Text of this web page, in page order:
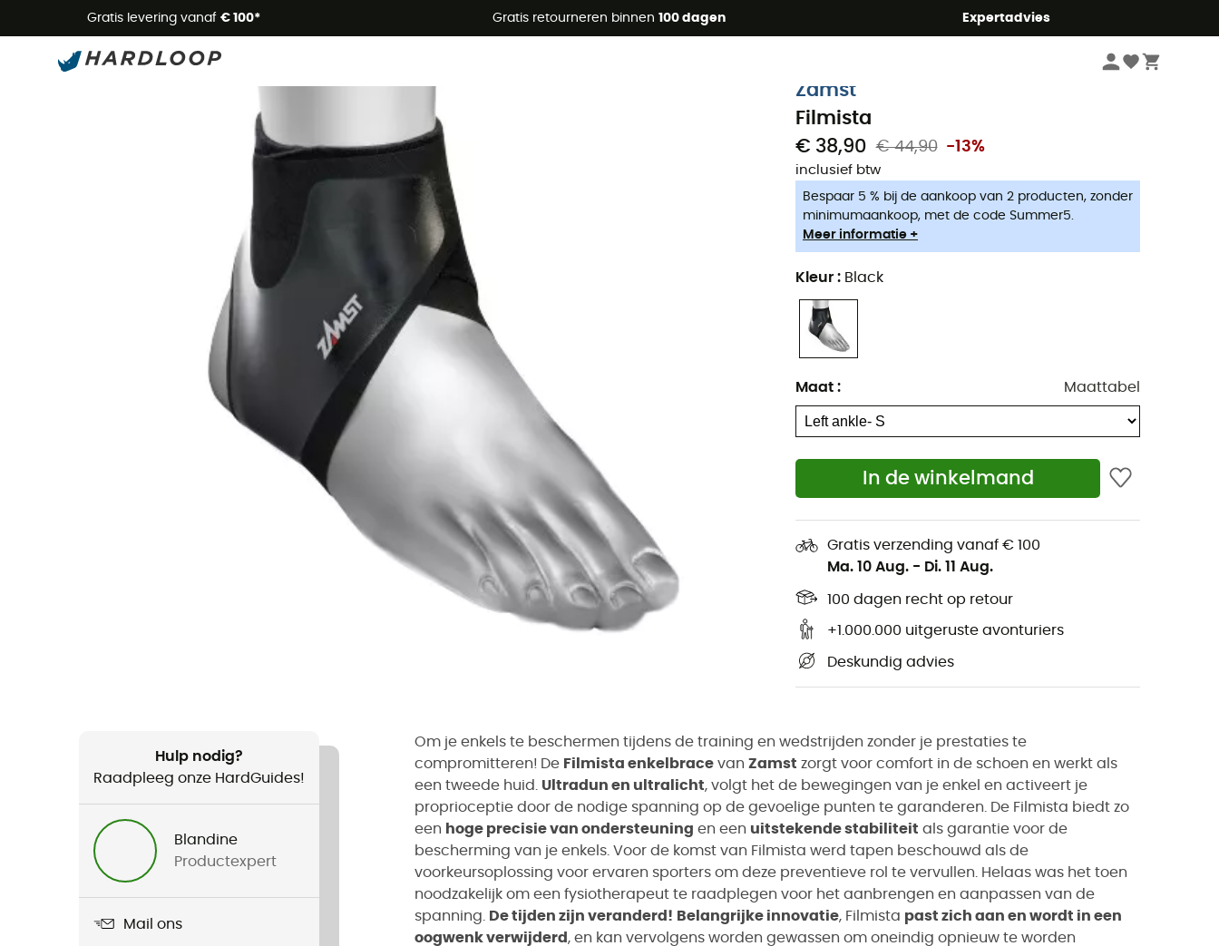
Gratis levering vanaf € 100* Gratis retourneren binnen 100 dagen Expertadvies
Zomeraanbiedingen 🔥 -5% EXTRA vanaf 2 producten* met code Summer5
Zamst
Filmista
€ 38,90 € 44,90 -13%
inclusief btw
Bespaar 5 % bij de aankoop van 2 producten, zonder
minimumaankoop, met de code Summer5.
Meer informatie +
Kleur : Black
Maat : Maattabel
In de winkelmand
Gratis verzending vanaf € 100
Ma. 10 Aug. - Di. 11 Aug.
100 dagen recht op retour
+1.000.000 uitgeruste avonturiers
Deskundig advies
Hulp nodig?
Raadpleeg onze HardGuides!
Blandine
Productexpert
Mail ons
Om je enkels te beschermen tijdens de training en wedstrijden zonder je prestaties te
compromitteren! De Filmista enkelbrace van Zamst zorgt voor comfort in de schoen en werkt als
een tweede huid. Ultradun en ultralicht, volgt het de bewegingen van je enkel en activeert je
proprioceptie door de nodige spanning op de gevoelige punten te garanderen. De Filmista biedt zo
een hoge precisie van ondersteuning en een uitstekende stabiliteit als garantie voor de
bescherming van je enkels. Voor de komst van Filmista werd tapen beschouwd als de
voorkeursoplossing voor ervaren sporters om deze preventieve rol te vervullen. Helaas was het toen
noodzakelijk om een fysiotherapeut te raadplegen voor het aanbrengen en aanpassen van de
spanning.
De tijden zijn veranderd! Belangrijke innovatie, Filmista past zich aan en wordt in een
oogwenk verwijderd , en kan vervolgens worden gewassen om oneindig opnieuw te worden